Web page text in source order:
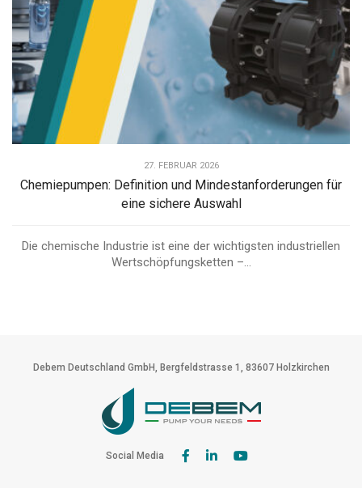
27. FEBRUAR 2026
Chemiepumpen: Definition und Mindestanforderungen für
eine sichere Auswahl
Die chemische Industrie ist eine der wichtigsten industriellen
Wertschöpfungsketten –...
Debem Deutschland GmbH, Bergfeldstrasse 1, 83607 Holzkirchen
Social Media